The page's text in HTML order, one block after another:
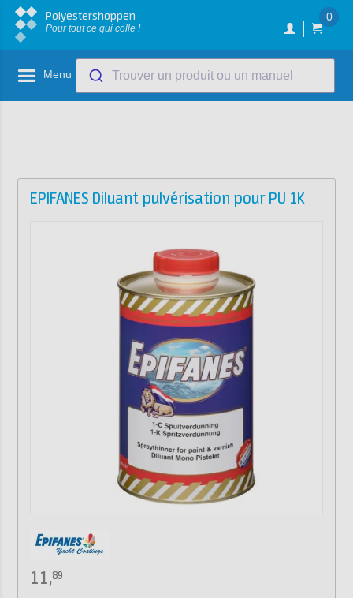
Polyestershoppen
Pour tout ce qui colle !
0
Menu Trouver un produit ou un manuel
EPIFANES Diluant pulvérisation pour PU 1K
11,89